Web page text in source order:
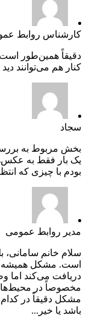
کارشناس روابط
دقیقاً همین‌طور است.
کنار هم می‌توانند دید
سجاد
بخش مربوط به
یک بار فقط به
بودم با چیزی که
مدیر روابط عمومی
سلام خانم سامانی،
است. مشکل همیشه
دریافت می‌کند اما
مخصوصاً در
مشکل دقیقاً در
باشد یا خیر...